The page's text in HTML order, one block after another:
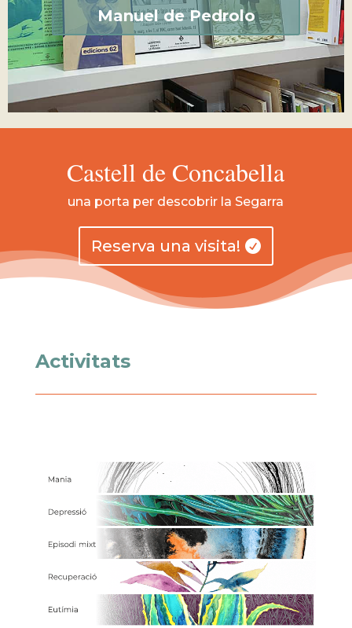
Manuel de Pedrolo
Castell de Concabella
una porta per descobrir la Segarra
Reserva una visita!
Activitats